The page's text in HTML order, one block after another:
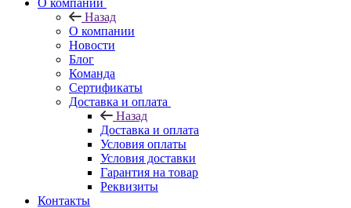
О компании
Назад
О компании
Новости
Блог
Команда
Сертификаты
Доставка и оплата
Назад
Доставка и оплата
Условия оплаты
Условия доставки
Гарантия на товар
Реквизиты
Контакты